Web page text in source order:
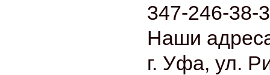
347-246-38-
Наши
г. Уфа, ул.